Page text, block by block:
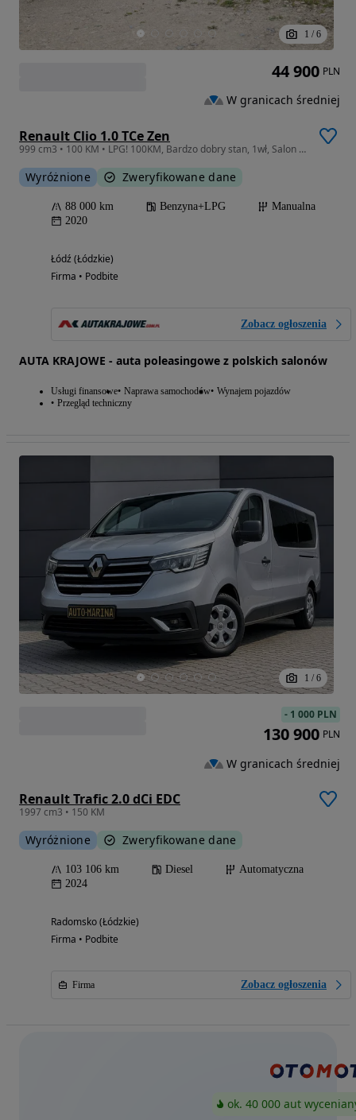
1 / 6
Renault Clio 1.0 TCe Zen
999 cm3 • 100 KM • LPG! 100KM, Bardzo dobry stan, 1wł, Salon PL, FV23% WE1U803
Wyróżnione Zweryfikowane dane
88 000 km Benzyna+LPG
Manualna
2020
Łódź (Łódzkie)
Firma • Podbite
Zobacz ogłoszenia
AUTA KRAJOWE - auta poleasingowe z polskich salonów
Usługi finansowe Naprawa samochodów Wynajem pojazdów
Przegląd techniczny
44 900 PLN
W granicach średniej
1 / 6
Renault Trafic 2.0 dCi EDC
1997 cm3 • 150 KM
Wyróżnione Zweryfikowane dane
103 106 km Diesel
Automatyczna
2024
Radomsko (Łódzkie)
Firma • Podbite
Firma Zobacz ogłoszenia
- 1 000 PLN
130 900 PLN
W granicach średniej
ok. 40 000 aut